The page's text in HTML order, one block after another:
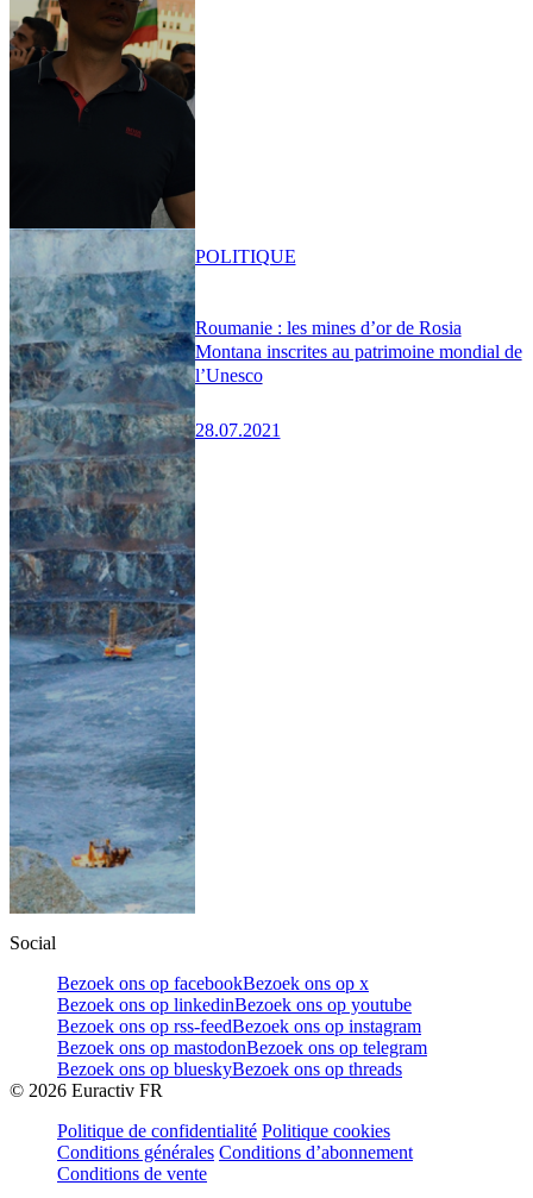
Roumanie : les mines d’or de Rosia
Montana inscrites au patrimoine mondial de
l’Unesco
28.07.2021
POLITIQUE
Social
Bezoek ons op facebookBezoek ons op x
Bezoek ons op linkedinBezoek ons op youtube
Bezoek ons op rss-feedBezoek ons op instagram
Bezoek ons op mastodonBezoek ons op telegram
Bezoek ons op blueskyBezoek ons op threads
© 2026 Euractiv FR
Politique de confidentialité Politique cookies
Conditions générales Conditions d’abonnement
Conditions de vente